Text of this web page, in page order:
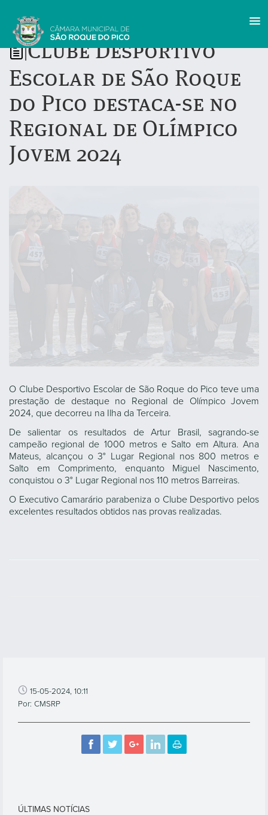
Clube Desportivo
Escolar de São Roque
do Pico destaca-se no
Regional de Olímpico
Jovem 2024
O Clube Desportivo Escolar de São Roque do Pico teve uma
prestação de destaque no Regional de Olímpico Jovem
2024, que decorreu na Ilha da Terceira.
De salientar os resultados de Artur Brasil, sagrando-se
campeão regional de 1000 metros e Salto em Altura. Ana
Mateus, alcançou o 3° Lugar Regional nos 800 metros e
Salto em Comprimento, enquanto Miguel Nascimento,
conquistou o 3° Lugar Regional nos 110 metros Barreiras.
O Executivo Camarário parabeniza o Clube Desportivo pelos
excelentes resultados obtidos nas provas realizadas.
15-05-2024, 10:11
Por: CMSRP
ÚLTIMAS NOTÍCIAS